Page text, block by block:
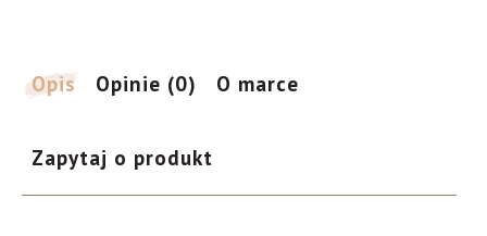
Opis Opinie (0) O marce
Zapytaj o produkt